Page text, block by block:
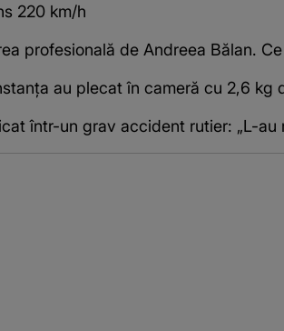
220 km/h
profesională de Andreea Bălan.
au plecat în cameră cu 2,6 kg
într-un grav accident rutier: „L-au